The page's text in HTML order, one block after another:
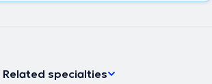
Related specialties